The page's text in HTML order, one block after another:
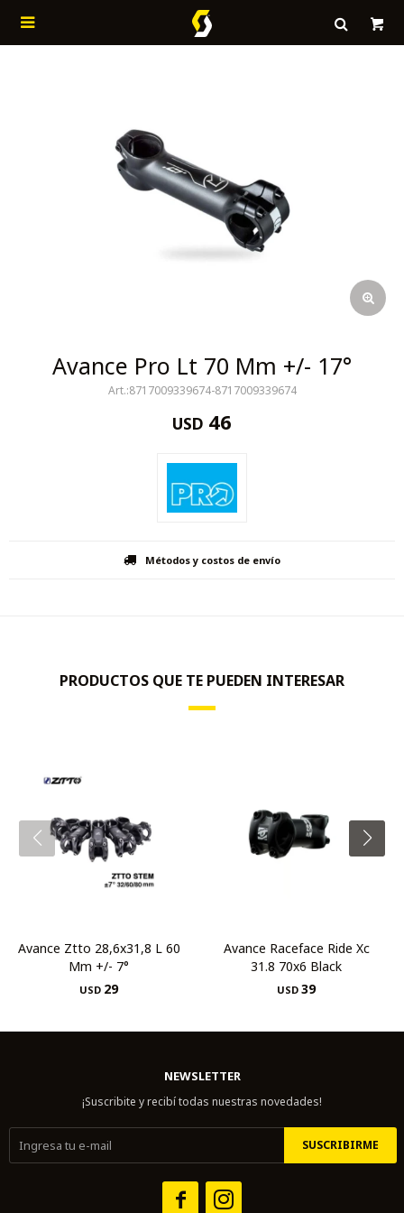

Avance Pro Lt 70 Mm +/- 17°
8717009339674-8717009339674
USD 46
Métodos y costos de envío
PRODUCTOS QUE TE PUEDEN INTERESAR
Avance Ztto 28,6x31,8 L 60
Mm +/- 7°
USD 29
Avance Raceface Ride Xc
31.8 70x6 Black
USD 39
NEWSLETTER
¡Suscribite y recibí todas nuestras novedades!
SUSCRIBIRME
 